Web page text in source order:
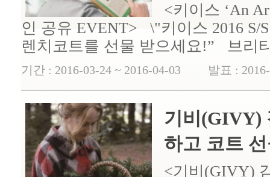
<키이스 ‘An
인 공유 EVENT> \"키이스 2016 S/
렌치코트를 선물 받으세요!” 브리
기간 : 2016-03-24 ~ 2016-04-03 발표 : 2016-
기비(GIVY)
하고 코트
<기비(GIVY)